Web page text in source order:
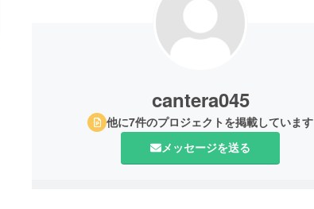
cantera045
他に7件のプロジェクトを掲載しています
メッセージを送る